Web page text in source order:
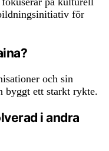
för
och sin
byggt ett starkt rykte.
i andra